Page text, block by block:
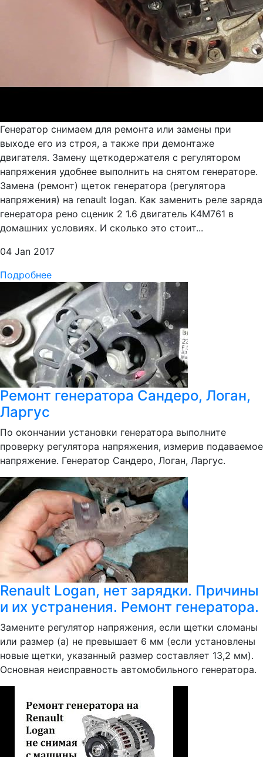
Генератор снимаем для ремонта или замены при
выходе его из строя, а также при демонтаже
двигателя. Замену щеткодержателя с регулятором
напряжения удобнее выполнить на снятом генераторе.
Замена (ремонт) щеток генератора (регулятора
напряжения) на renault logan. Как заменить реле заряда
генератора рено сценик 2 1.6 двигатель K4М761 в
домашних условиях. И сколько это стоит...
04 Jan 2017
Подробнее
Ремонт генератора Сандеро, Логан,
Ларгус
По окончании установки генератора выполните
проверку регулятора напряжения, измерив подаваемое
напряжение. Генератор Сандеро, Логан, Ларгус.
Renault Logan, нет зарядки. Причины
и их устранения. Ремонт генератора.
Замените регулятор напряжения, если щетки сломаны
или размер (а) не превышает 6 мм (если установлены
новые щетки, указанный размер составляет 13,2 мм).
Основная неисправность автомобильного генератора.